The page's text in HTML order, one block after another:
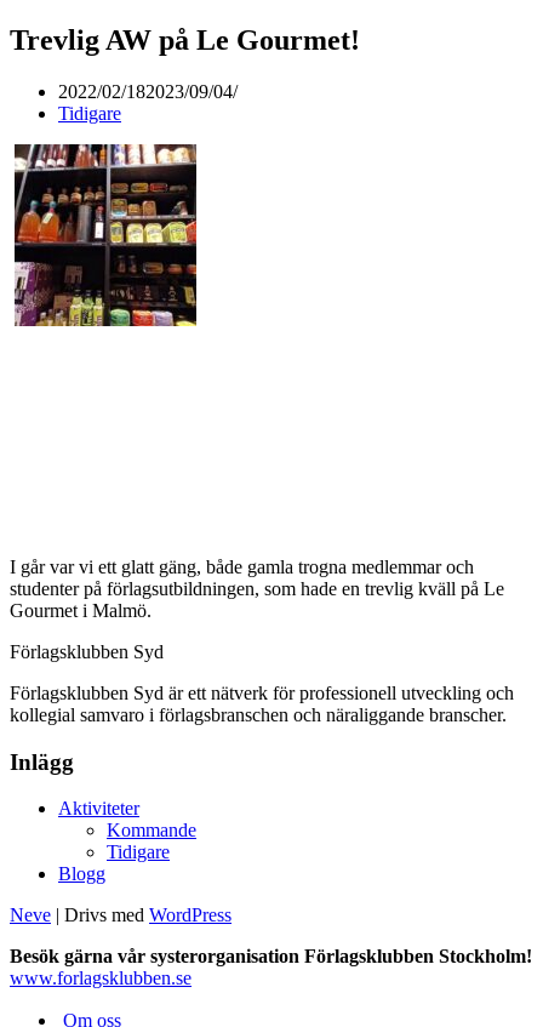
Trevlig AW på Le Gourmet!
2022/02/182023/09/04
Tidigare
I går var vi ett glatt gäng, både gamla trogna medlemmar och
studenter på förlagsutbildningen, som hade en trevlig kväll på Le
Gourmet i Malmö.
Förlagsklubben Syd
Förlagsklubben Syd är ett nätverk för professionell utveckling och
kollegial samvaro i förlagsbranschen och näraliggande branscher.
Inlägg
Aktiviteter
Kommande
Tidigare
Blogg
Neve | Drivs med WordPress
Besök gärna vår systerorganisation Förlagsklubben Stockholm!
www.forlagsklubben.se
Om oss